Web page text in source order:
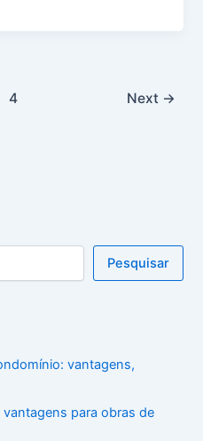
4 Next →
Pesquisar
vantagens,
vantagens para obras de